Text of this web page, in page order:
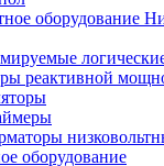
реактивной
оборудование